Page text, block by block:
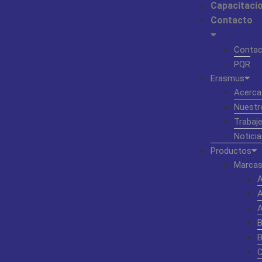
Contacto
PQR
Erasmus
Productos